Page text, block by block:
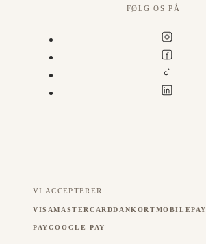
FØLG OS PÅ
VI ACCEPTERER
VISAMASTERCARDDANKORTMOBILEPAY
PAYGOOGLE PAY